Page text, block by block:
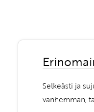
Selkeästi ja
vanhemman,